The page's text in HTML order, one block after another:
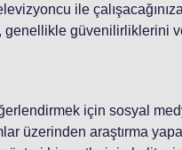
ile
güvenilirliklerini
için sosyal
üzerinden araştırma